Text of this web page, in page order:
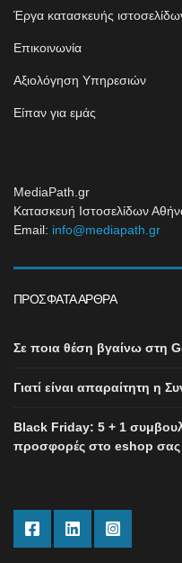
Έργα κατασκευής
Επικοινωνία
Αξιολόγηση Υπηρεσιών
Είπαν για εμάς
MediaPath.gr
Κατασκευή Ιστοσελίδων
Email: info@mediapath.gr
ΠΡΌΣΦΑΤΑ ΆΡΘΡΑ
Σε ποια θέση βγαίνω στη
Γιατί είναι απαραίτητη η
Black Friday: 5 + 1
προσφορές στο eshop σας